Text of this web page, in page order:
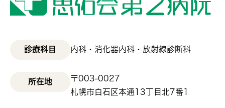
診療科目 内科・消化器内科・放射線診断科
所在地
〒003-0027
札幌市白石区本通13丁目北7番1